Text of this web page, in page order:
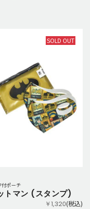
SOLD OUT
付ポーチ
トマン (スタンプ)
￥1,320(税込)